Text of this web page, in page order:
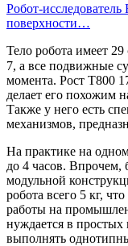
Робот-исследователь
поверхности…
Тело робота имеет
7, а все подвижные
момента. Рост T800
делает его похожим
Также у него есть
механизмов,
На практике на
до 4 часов. Впрочем,
модульной
робота всего 5 кг,
работы на
нуждается в
выполнять